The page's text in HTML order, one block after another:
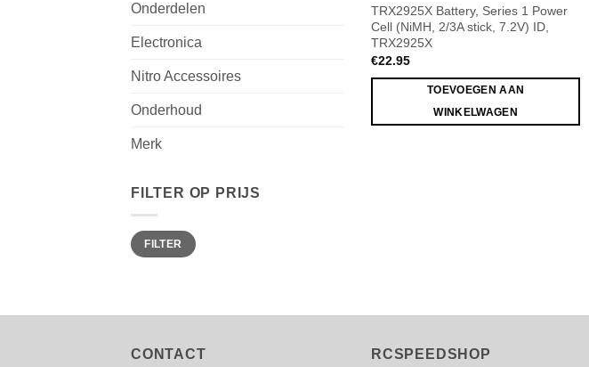
Onderdelen
Electronica
Nitro Accessoires
Onderhoud
Merk
FILTER OP PRIJS
Min.
prijs
Max.
prijsFILTER
TRX2925X Battery, Series 1 Power
Cell (NiMH, 2/3A stick, 7.2V) ID,
TRX2925X
€22.95
TOEVOEGEN AAN
WINKELWAGEN
CONTACT RCSPEEDSHOP